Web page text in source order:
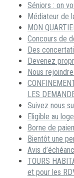
Séniors : on
Médiateur de
MON
Concours de
Des
Devenez
Nous
LES
Suivez nous
Eligible au
Borne de
Bientôt une
Avis
TOURS
et pour les